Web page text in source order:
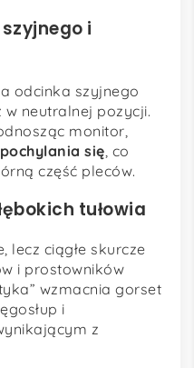
i
odcinka szyjnego
w neutralnej pozycji.
monitor,
się, co
część pleców.
tułowia
lecz ciągłe skurcze
i prostowników
wzmacnia gorset
i
z